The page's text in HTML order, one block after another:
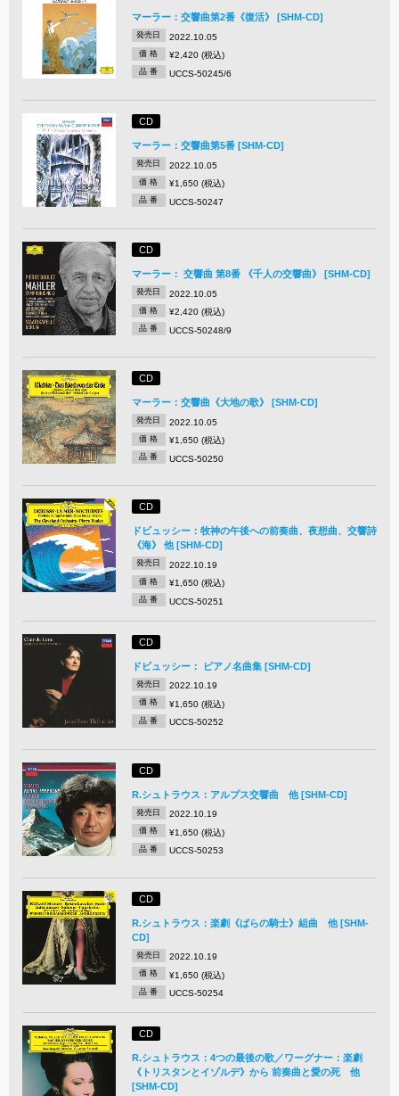
マーラー：交響曲第2番《復活》 [SHM-CD]
発売日 2022.10.05
価 格 ¥2,420 (税込)
品 番 UCCS-50245/6
CD
マーラー：交響曲第5番 [SHM-CD]
発売日 2022.10.05
価 格 ¥1,650 (税込)
品 番 UCCS-50247
CD
マーラー： 交響曲 第8番 《千人の交響曲》 [SHM-CD]
発売日 2022.10.05
価 格 ¥2,420 (税込)
品 番 UCCS-50248/9
CD
マーラー：交響曲《大地の歌》 [SHM-CD]
発売日 2022.10.05
価 格 ¥1,650 (税込)
品 番 UCCS-50250
CD
ドビュッシー：牧神の午後への前奏曲、夜想曲、交響詩
《海》 他 [SHM-CD]
発売日 2022.10.19
価 格 ¥1,650 (税込)
品 番 UCCS-50251
CD
ドビュッシー： ピアノ名曲集 [SHM-CD]
発売日 2022.10.19
価 格 ¥1,650 (税込)
品 番 UCCS-50252
CD
R.シュトラウス：アルプス交響曲 他 [SHM-CD]
発売日 2022.10.19
価 格 ¥1,650 (税込)
品 番 UCCS-50253
CD
R.シュトラウス：楽劇《ばらの騎士》組曲 他 [SHM-
CD]
発売日 2022.10.19
価 格 ¥1,650 (税込)
品 番 UCCS-50254
CD
R.シュトラウス：4つの最後の歌／ワーグナー：楽劇
《トリスタンとイゾルデ》から 前奏曲と愛の死 他
[SHM-CD]